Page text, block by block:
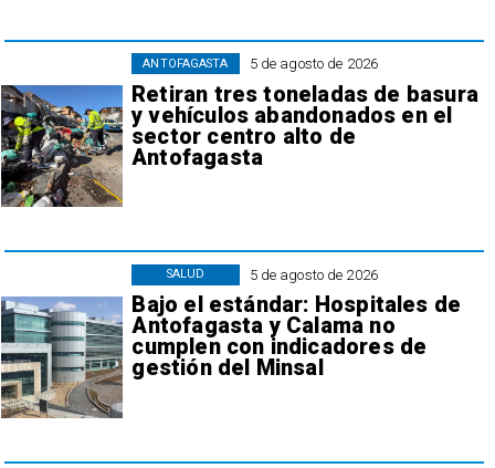
5 de agosto de 2026
Retiran tres toneladas de basura
y vehículos abandonados en el
sector centro alto de
Antofagasta
ANTOFAGASTA
5 de agosto de 2026
Bajo el estándar: Hospitales de
Antofagasta y Calama no
cumplen con indicadores de
gestión del Minsal
SALUD